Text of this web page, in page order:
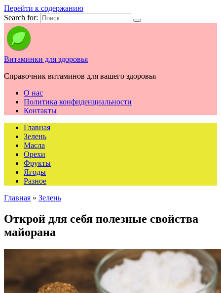
Перейти к содержанию
Search for:
Витаминки для здоровья
Справочник витаминов для вашего здоровья
О нас
Политика конфиденциальности
Контакты
Главная
Зелень
Масла
Орехи
Фрукты
Ягоды
Разное
Главная » Зелень
Открой для себя полезные свойства
майорана